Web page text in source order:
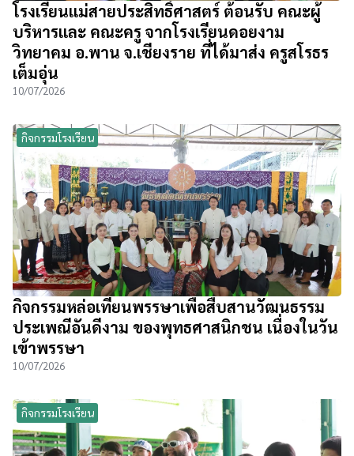
โรงเรียนแม่สายประสิทธิ์ศาสตร์ ต้อนรับ คณะผู้
บริหารและ คณะครู จากโรงเรียนดอยงาม
วิทยาคม อ.พาน จ.เชียงราย ที่ได้มาส่ง ครูสโรธร
เต็มอุ่น
10/07/2026
กิจกรรมโรงเรียน
กิจกรรมหล่อเทียนพรรษาเพื่อสืบสานวัฒนธรรม
ประเพณีอันดีงาม ของพุทธศาสนิกชน เนื่องในวัน
เข้าพรรษา
10/07/2026
กิจกรรมโรงเรียน